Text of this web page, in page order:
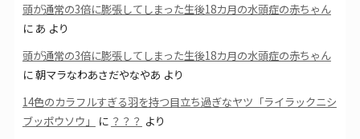
頭が通常の3倍に膨張してしまった生後18カ月の水頭症の赤ちゃん
に あ より
頭が通常の3倍に膨張してしまった生後18カ月の水頭症の赤ちゃん
に朝マラなわあさだやなやあ より
14色のカラフルすぎる羽を持つ目立ち過ぎなヤツ「ライラックニシ
ブッポウソウ」
に ？？？ より